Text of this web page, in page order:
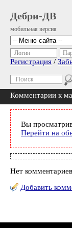
Дебри-ДВ
мобильная версия
Логин
Регистрация /
Комментарии к
Вы
Перейти на
Нет комментариев
Добавить